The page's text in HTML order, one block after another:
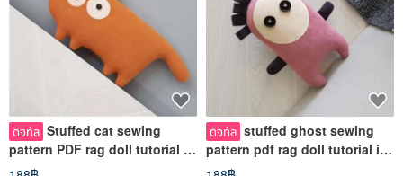
ดิจิทัล Stuffed cat sewing
pattern PDF rag doll tutorial in
English Digital download
ดิจิทัล stuffed ghost sewing
pattern pdf rag doll tutorial in
English, Digital download